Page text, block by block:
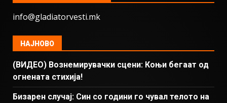
info@gladiatorvesti.mk
НАЈНОВО
(ВИДЕО) Вознемирувачки сцени: Коњи бегаат од
огнената стихија!
Бизарен случај: Син со години го чувал телото на